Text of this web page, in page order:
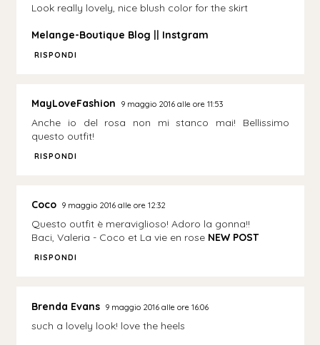
Look really lovely, nice blush color for the skirt
Melange-Boutique Blog || Instgram
RISPONDI
MayLoveFashion 9 maggio 2016 alle ore 11:53
Anche io del rosa non mi stanco mai! Bellissimo
questo outfit!
RISPONDI
Coco 9 maggio 2016 alle ore 12:32
Questo outfit è meraviglioso! Adoro la gonna!!
Baci, Valeria - Coco et La vie en rose NEW POST
RISPONDI
Brenda Evans 9 maggio 2016 alle ore 16:06
such a lovely look! love the heels